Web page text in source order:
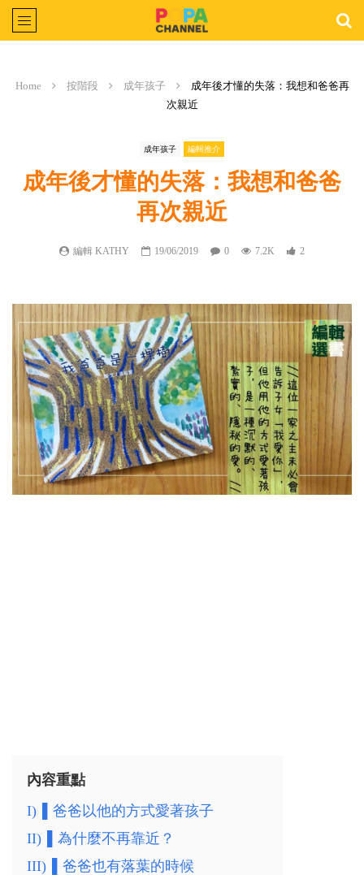
Home 按階段 成年孩子
成年後才懂的失落：我想和爸爸再
次親近
成年孩子 編輯推介
成年後才懂的失落：我想和爸爸
再次親近
編輯 KATHY 19/06/2019 0 7.2K 2
內容重點
I)
▌爸爸以他的方式愛著孩子
II)
▌為什麼不再靠近？
III)
▌爸爸也有落葉的時候